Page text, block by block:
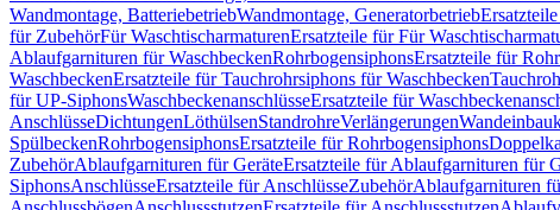
Wandmontage, BatteriebetriebWandmontage, Generatorbetrieb
für ZubehörFür WaschtischarmaturenErsatzteile für Für
Ablaufgarnituren für WaschbeckenRohrbogensiphonsErsatzteile für
WaschbeckenErsatzteile für Tauchrohrsiphons für Waschbecken
für UP-SiphonsWaschbeckenanschlüsseErsatzteile für
AnschlüsseDichtungenLöthülsenStandrohreVerlängerungen
SpülbeckenRohrbogensiphonsErsatzteile für Rohrbogensiphons
ZubehörAblaufgarnituren für GeräteErsatzteile für Ablaufgarnituren für
SiphonsAnschlüsseErsatzteile für AnschlüsseZubehörAblaufgarnituren